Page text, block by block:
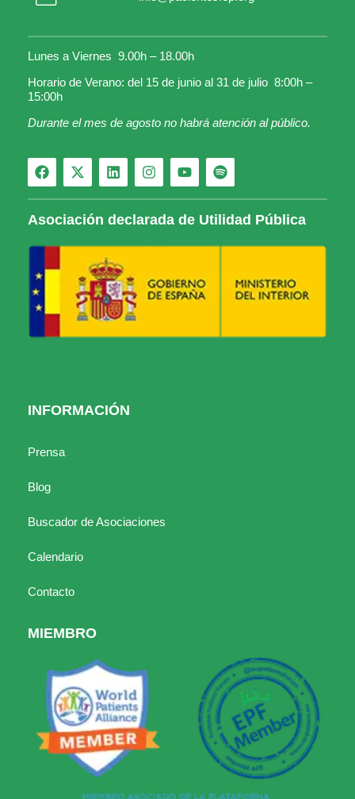
Lunes a Viernes 9.00h – 18.00h
Horario de Verano: del 15 de junio al 31 de julio 8:00h –
15:00h
Durante el mes de agosto no habrá atención al público.
Asociación declarada de Utilidad Pública
INFORMACIÓN
Prensa
Blog
Buscador de Asociaciones
Calendario
Contacto
MIEMBRO